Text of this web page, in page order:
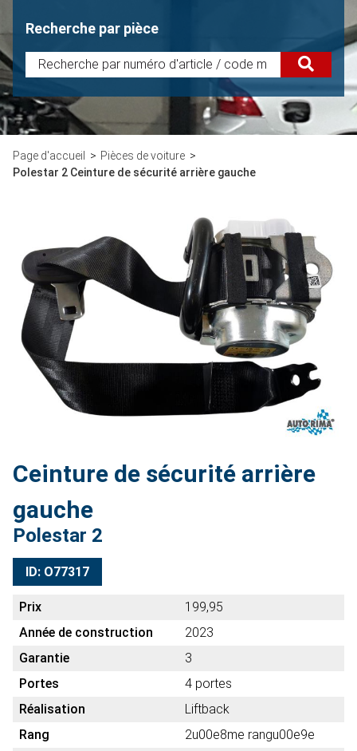
Recherche par pièce
Page d'accueil
Pièces de voiture
Polestar 2 Ceinture de sécurité arrière gauche
Ceinture de sécurité arrière
gauche
Polestar 2
ID: O77317
Prix
199,95
Année de construction
2023
Garantie
3
Portes
4 portes
Réalisation
Liftback
Rang
2u00e8me rangu00e9e